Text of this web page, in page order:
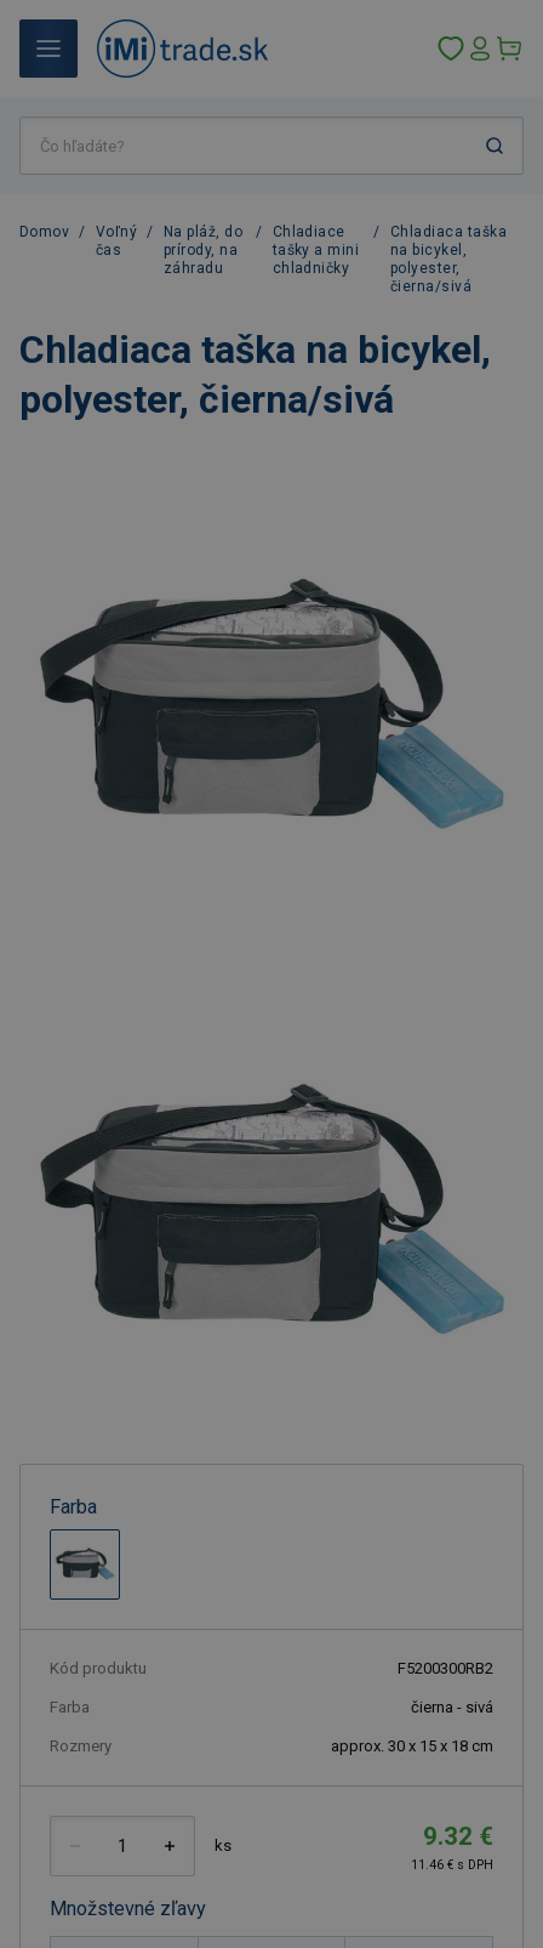
Domov /
Voľný
čas
/
Na pláž, do
prírody, na
záhradu
/
Chladiace
tašky a mini
chladničky
/
Chladiaca taška
na bicykel,
polyester,
čierna/sivá
Chladiaca taška na bicykel,
polyester, čierna/sivá
Farba
Kód produktu F5200300RB2
Farba čierna - sivá
Rozmery approx. 30 x 15 x 18 cm
ks 9.32 €
11.46 € s DPH
Množstevné zľavy